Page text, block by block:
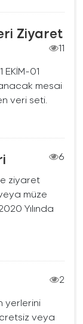
Ziyaret
11
01
mesai
veri seti.
6
ziyaret
müze
Yılında
2
yerlerini
veya